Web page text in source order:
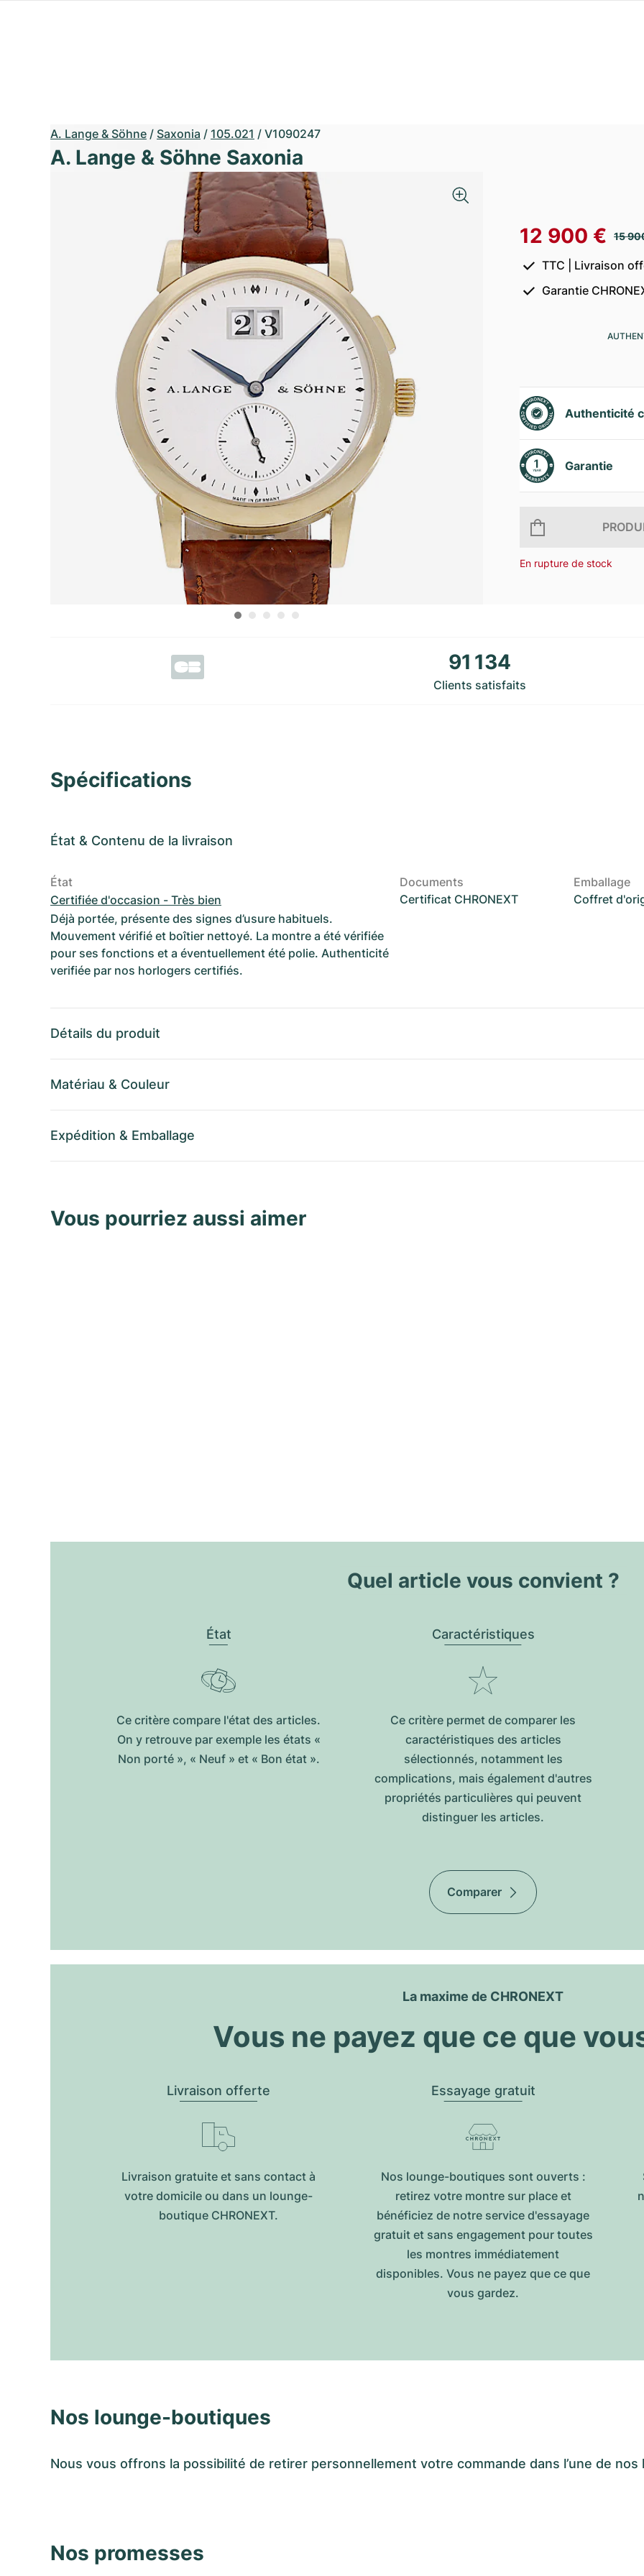
A. Lange & Söhne / Saxonia / 105.021 / V1090247
A. Lange & Söhne Saxonia
12 900 € 15
TTC | Livraison
Garantie
Authenticité
Garantie
En rupture de stock
91 134
Clients satisfaits
Spécifications
État & Contenu de la livraison
État
Certifiée d'occasion - Très bien
Déjà portée, présente des signes d’usure habituels.
Mouvement vérifié et boîtier nettoyé. La montre a été vérifiée
pour ses fonctions et a éventuellement été polie. Authenticité
verifiée par nos horlogers certifiés.
Documents
Certificat CHRONEXT
Emballage
Coffret
Détails du produit
Matériau & Couleur
Expédition & Emballage
Vous pourriez aussi aimer
Quel article vous convient ?
État
Ce critère compare l'état des articles.
On y retrouve par exemple les états «
Non porté », « Neuf » et « Bon état ».
Caractéristiques
Ce critère permet de comparer les
caractéristiques des articles
sélectionnés, notamment les
complications, mais également d'autres
propriétés particulières qui peuvent
distinguer les articles.
Comparer
La maxime de CHRONEXT
Vous ne payez que ce que
Livraison offerte
Livraison gratuite et sans contact à
votre domicile ou dans un lounge-
boutique CHRONEXT.
Essayage gratuit
Nos lounge-boutiques sont ouverts :
retirez votre montre sur place et
bénéficiez de notre service d'essayage
gratuit et sans engagement pour toutes
les montres immédiatement
disponibles. Vous ne payez que ce que
vous gardez.
Nos lounge-boutiques
Nous vous offrons la possibilité de retirer personnellement votre commande dans l’une de nos
Nos promesses